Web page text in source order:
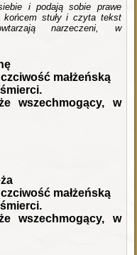
i podają sobie prawe
końcem stuły i czyta tekst
narzeczeni, w
małżeńską
wszechmogący, w
małżeńską
wszechmogący, w